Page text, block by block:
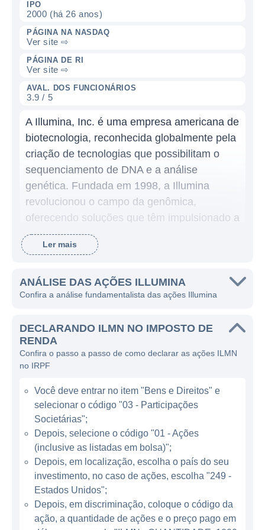
IPO
2000 (há 26 anos)
PÁGINA NA NASDAQ
Ver site ⇨
PÁGINA DE RI
Ver site ⇨
AVAL. DOS FUNCIONÁRIOS
3.9 / 5
A Illumina, Inc. é uma empresa americana de
biotecnologia, reconhecida globalmente pela
criação de tecnologias que possibilitam o
sequenciamento de DNA e a análise
genética. Fundada em 1998, a Illumina
revolucionou o campo da genômica,
oferecendo soluções que têm impulsionado a
pesquisa em saúde, diagnóstico e medicina
personalizada. Sua principal missão é
e acelerar o desenvolvimento de novos
tratamentos e terapias.
A atuação da Illumina concentra-se no
fornecimento de sistemas de
sequenciamento e genotipagem que
permitem a análise genômica em grande
escala. A empresa oferece equipamentos,
reagentes e software, visando atender a
pesquisadores acadêmicos, institutos de
pesquisa e empresas do setor farmacêutico
e de saúde. Os produtos da Illumina são
amplamente utilizados em várias áreas,
incluindo pesquisa sobre doenças
complexas, diagnóstico genético, descoberta
de medicamentos e terapia genômica.
Ler mais
ANÁLISE DAS AÇÕES ILLUMINA
Confira a análise fundamentalista das ações Illumina
DECLARANDO ILMN NO IMPOSTO DE
RENDA
Confira o passo a passo de como declarar as ações ILMN
no IRPF
Você deve entrar no item "Bens e Direitos" e
selecionar o código "03 - Participações
Societárias";
Depois, selecione o código "01 - Ações
(inclusive as listadas em bolsa)";
Depois, em localização, escolha o país do seu
investimento, no caso de ações, escolha "249 -
Estados Unidos";
Depois, em discriminação, coloque o código da
ação, a quantidade de ações e o preço pago em